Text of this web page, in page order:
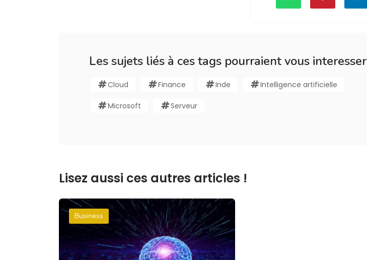
Les sujets liés à ces tags pourraient vous interesser
Cloud Finance Inde Intelligence artificielle
Microsoft Serveur
Lisez aussi ces autres articles !
Business